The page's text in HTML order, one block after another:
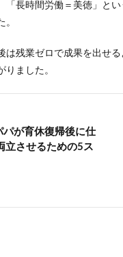
「長時間労働＝美徳」と
。
は残業ゼロで成果を出せ
りました。
パが育休復帰後に仕
立させるための5ス